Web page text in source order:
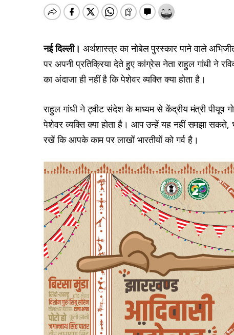
नई दिल्ली। अर्थशास्त्र का नोबेल पुरस्कार पाने वाले
पर अपनी प्रतिक्रिया देते हुए कांग्रेस नेता राहुल गांधी ने
का अंदाजा ही नहीं है कि पेशेवर व्यक्ति क्या होता है।
राहुल गांधी ने ट्वीट संदेश के माध्यम से केंद्रीय मंत्री पीयूष
पेशेवर व्यक्ति क्या होता है। आप उन्हें यह नहीं समझा
रखें कि आपके काम पर लाखों भारतीयों को गर्व है।